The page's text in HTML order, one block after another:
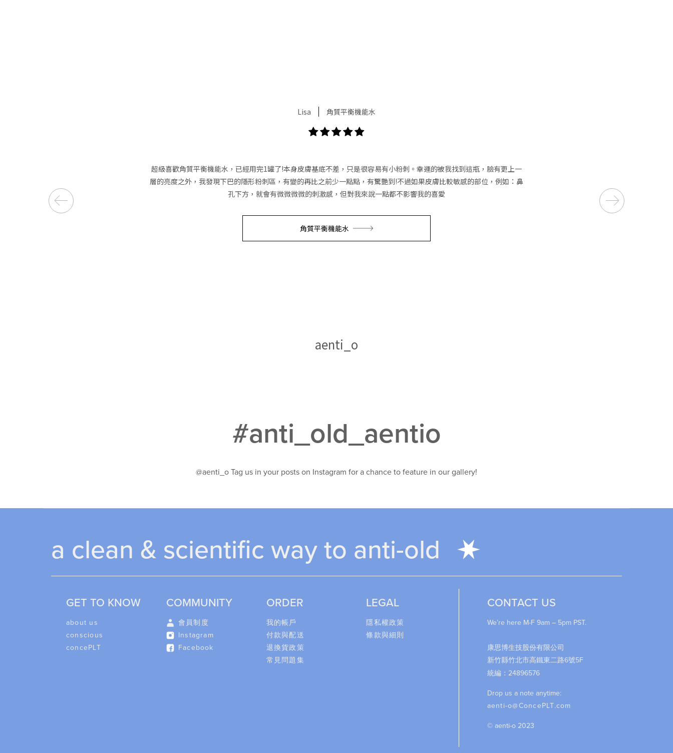
Lisa 角質平衡機能水
超級喜歡角質平衡機能水，已經用完1罐了!本身皮膚基底不差，只是很容易有小粉刺。幸運的被我找到這瓶，臉有更上一
層的亮度之外，我發現下巴的隱形粉刺區，有變的再比之前少一點點，有驚艷到!不過如果皮膚比較敏感的部位，例如：鼻
孔下方，就會有微微微微的刺激感，但對我來說一點都不影響我的喜愛
角質平衡機能水
aenti_o
#anti_old_aentio
@aenti_o Tag us in your posts on Instagram for a chance to feature in our gallery!
a clean & scientific way to anti-old
GET TO KNOW
about us
conscious
concePLT
COMMUNITY
會員制度
Instagram
Facebook
ORDER
我的帳戶
付款與配送
退換貨政策
常見問題集
LEGAL
隱私權政策
條款與細則
CONTACT US
We’re here M-F 9am – 5pm PST.
康思博生技股份有限公司
新竹縣竹北市高鐵東二路6號5F
統編：24896576
Drop us a note anytime:
aenti-o@ConcePLT.com
© aenti-o 2023